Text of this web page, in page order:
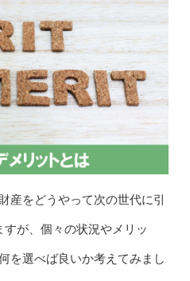
産をどうやって次の世代に引
が、個々の状況やメリッ
を選べば良いか考えてみまし